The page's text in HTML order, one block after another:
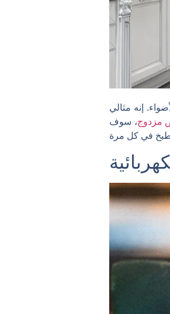
الأضواء. إنه مثالي
مزدوج، سوف